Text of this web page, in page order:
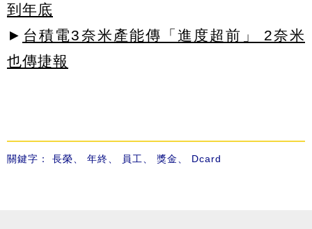
到年底
► 台積電3奈米產能傳「進度超前」 2奈米
也傳捷報
關鍵字： 長榮 年終 員工 獎金 Dcard